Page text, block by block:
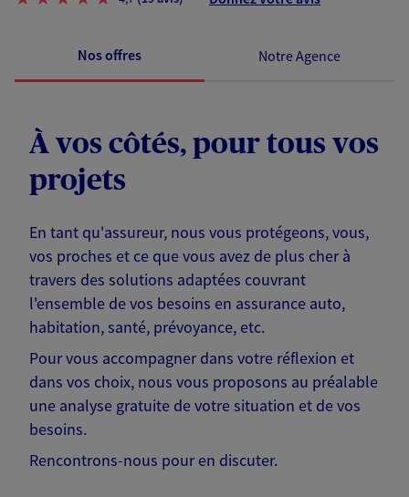
Nos offres Notre Agence
À vos côtés, pour tous vos
projets
En tant qu'assureur, nous vous protégeons, vous,
vos proches et ce que vous avez de plus cher à
travers des solutions adaptées couvrant
l'ensemble de vos besoins en assurance auto,
habitation, santé, prévoyance, etc.
Pour vous accompagner dans votre réflexion et
dans vos choix, nous vous proposons au préalable
une analyse gratuite de votre situation et de vos
besoins.
Rencontrons-nous pour en discuter.